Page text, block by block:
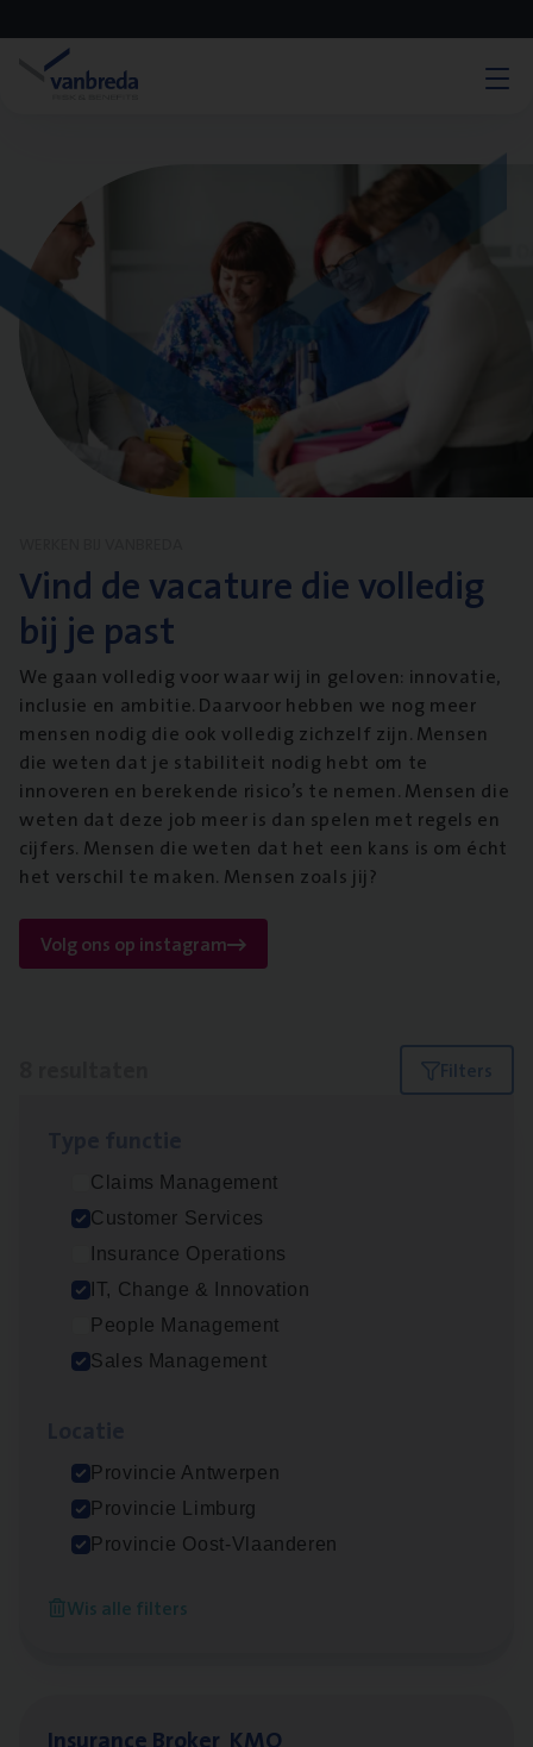
Vind de vacature die volledig
bij je past
We gaan volledig voor waar wij in geloven: innovatie,
inclusie en ambitie. Daarvoor hebben we nog meer
mensen nodig die ook volledig zichzelf zijn. Mensen
die weten dat je stabiliteit nodig hebt om te
innoveren en berekende risico’s te nemen. Mensen die
weten dat deze job meer is dan spelen met regels en
cijfers. Mensen die weten dat het een kans is om écht
het verschil te maken. Mensen zoals jij?
Volg ons op instagram
Filters
Claims Management
Customer Services
Insurance Operations
IT, Change & Innovation
People Management
Sales Management
Provincie Antwerpen
Provincie Limburg
Provincie Oost-Vlaanderen
Wis alle filters
Test Ana­lyst
IT, Change & Innovation
Antwerpen
Busi­ness Analyst
Insu­ran­ce Bro­ker Trans­port&
Antwerpen